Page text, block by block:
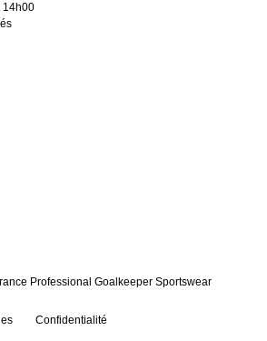
14h00
Professional Goalkeeper Sportswear
Confidentialité